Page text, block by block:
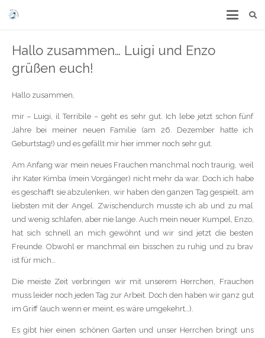
Hallo zusammen… Luigi und Enzo
grüßen euch!
Hallo zusammen,
mir – Luigi, il Terribile – geht es sehr gut. Ich lebe jetzt schon fünf
Jahre bei meiner neuen Familie (am 26. Dezember hatte ich
Geburtstag!) und es gefällt mir hier immer noch sehr gut.
Am Anfang war mein neues Frauchen manchmal noch traurig, weil
ihr Kater Kimba (mein Vorgänger) nicht mehr da war. Doch ich habe
es geschafft sie abzulenken, wir haben den ganzen Tag gespielt, am
liebsten mit der Angel. Zwischendurch musste ich ab und zu mal
und wenig schlafen, aber nie lange. Auch mein neuer Kumpel, Enzo,
hat sich schnell an mich gewöhnt und wir sind jetzt die besten
Freunde. Obwohl er manchmal ein bisschen zu ruhig und zu brav
ist für mich…
Die meiste Zeit verbringen wir mit unserem Herrchen, Frauchen
muss leider noch jeden Tag zur Arbeit. Doch den haben wir ganz gut
im Griff (auch wenn er meint, es wäre umgekehrt…).
Es gibt hier einen schönen Garten und unser Herrchen bringt uns